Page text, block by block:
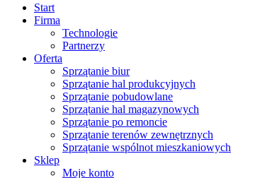
Start
Firma
Technologie
Partnerzy
Oferta
Sprzątanie biur
Sprzątanie hal produkcyjnych
Sprzątanie pobudowlane
Sprzątanie hal magazynowych
Sprzątanie po remoncie
Sprzątanie terenów zewnętrznych
Sprzątanie wspólnot mieszkaniowych
Sklep
Moje konto